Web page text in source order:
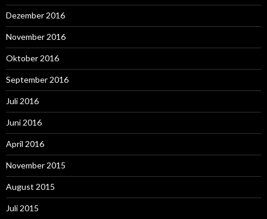
Dezember 2016
November 2016
Oktober 2016
September 2016
Juli 2016
Juni 2016
April 2016
November 2015
August 2015
Juli 2015